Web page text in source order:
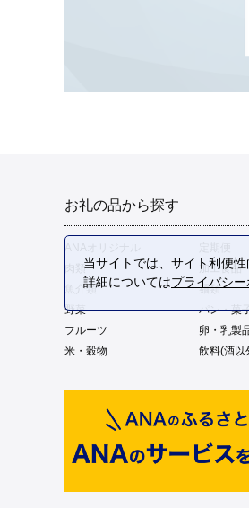
お礼の品から探す
肉類
加工食品
魚介類
麺類
野菜
パン・菓
フルーツ
卵・乳製
米・穀物
飲料(酒以
当サイトでは、サイト利便
詳細についてはプライバシ